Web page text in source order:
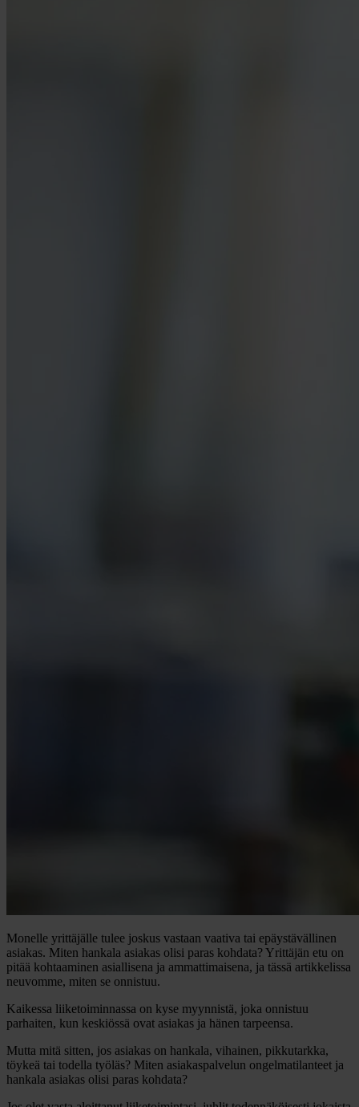
Monelle yrittäjälle tulee joskus vastaan vaativa tai epäystävällinen
asiakas. Miten hankala asiakas olisi paras kohdata? Yrittäjän etu on
pitää kohtaaminen asiallisena ja ammattimaisena, ja tässä artikkelissa
neuvomme, miten se onnistuu.
Kaikessa liiketoiminnassa on kyse myynnistä, joka onnistuu
parhaiten, kun keskiössä ovat asiakas ja hänen tarpeensa.
Mutta mitä sitten, jos asiakas on hankala, vihainen, pikkutarkka,
töykeä tai todella työläs? Miten asiakaspalvelun ongelmatilanteet ja
hankala asiakas olisi paras kohdata?